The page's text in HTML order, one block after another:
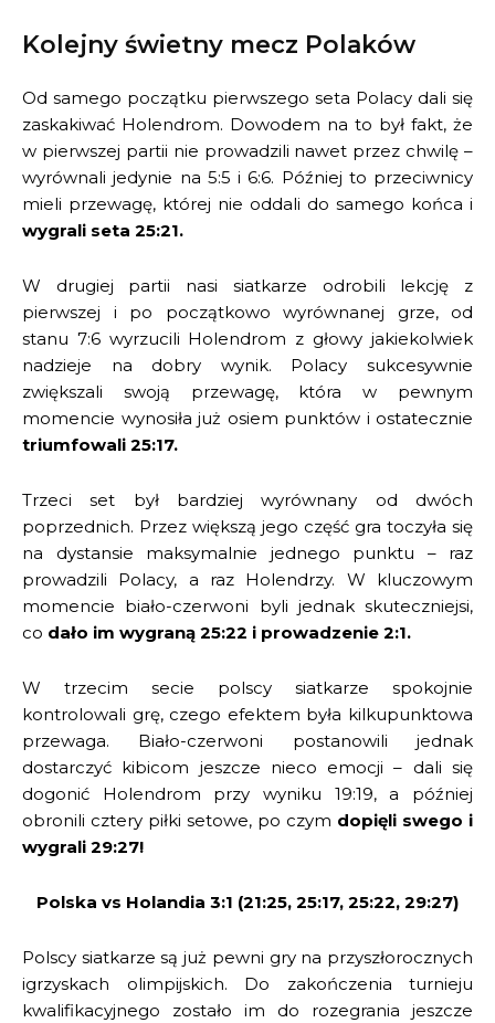
Kolejny świetny mecz Polaków
Od samego początku pierwszego seta Polacy dali się
zaskakiwać Holendrom. Dowodem na to był fakt, że
w pierwszej partii nie prowadzili nawet przez chwilę –
wyrównali jedynie na 5:5 i 6:6. Później to przeciwnicy
mieli przewagę, której nie oddali do samego końca i
wygrali seta 25:21.
W drugiej partii nasi siatkarze odrobili lekcję z
pierwszej i po początkowo wyrównanej grze, od
stanu 7:6 wyrzucili Holendrom z głowy jakiekolwiek
nadzieje na dobry wynik. Polacy sukcesywnie
zwiększali swoją przewagę, która w pewnym
momencie wynosiła już osiem punktów i ostatecznie
triumfowali 25:17.
Trzeci set był bardziej wyrównany od dwóch
poprzednich. Przez większą jego część gra toczyła się
na dystansie maksymalnie jednego punktu – raz
prowadzili Polacy, a raz Holendrzy. W kluczowym
momencie biało-czerwoni byli jednak skuteczniejsi,
co dało im wygraną 25:22 i prowadzenie 2:1.
W trzecim secie polscy siatkarze spokojnie
kontrolowali grę, czego efektem była kilkupunktowa
przewaga. Biało-czerwoni postanowili jednak
dostarczyć kibicom jeszcze nieco emocji – dali się
dogonić Holendrom przy wyniku 19:19, a później
obronili cztery piłki setowe, po czym dopięli swego i
wygrali 29:27!
Polska vs Holandia 3:1 (21:25, 25:17, 25:22, 29:27)
Polscy siatkarze są już pewni gry na przyszłorocznych
igrzyskach olimpijskich. Do zakończenia turnieju
kwalifikacyjnego zostało im do rozegrania jeszcze